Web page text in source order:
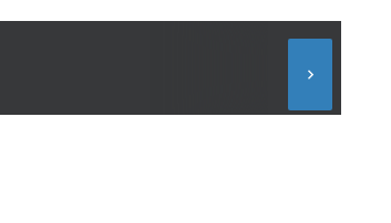
keyboard_arrow_right